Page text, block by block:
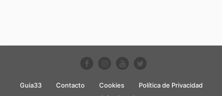
Guia33 Contacto Cookies
Política de Privacidad